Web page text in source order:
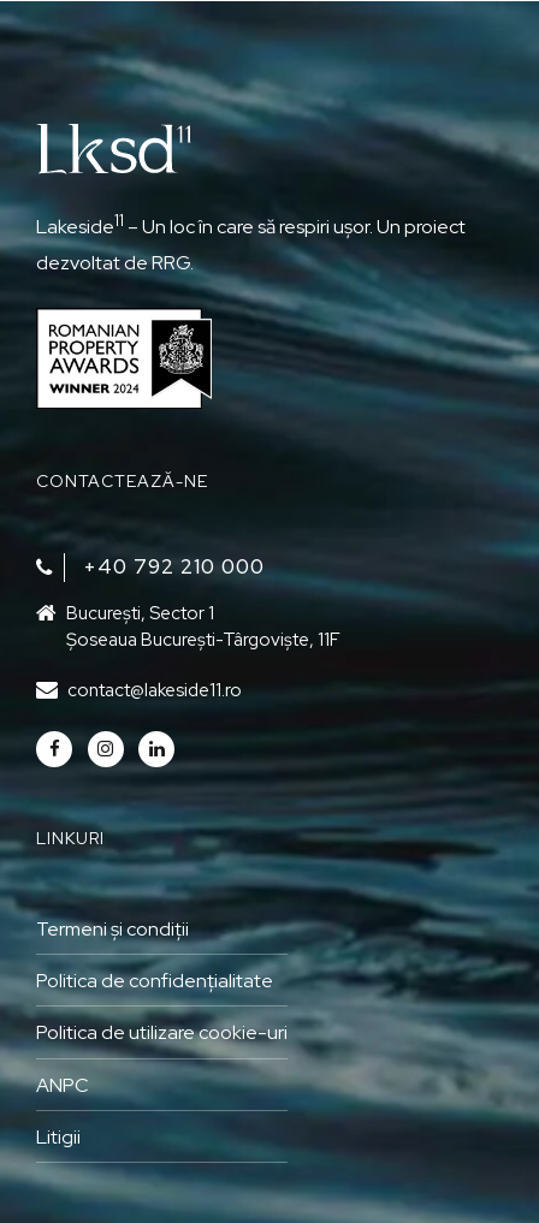
Lakeside11 – Un loc în care să respiri ușor. Un proiect
dezvoltat de RRG.
CONTACTEAZĂ-NE
+40 792 210 000‬
București, Sector 1
Șoseaua București-Târgoviște, 11F
contact@lakeside11.ro
LINKURI
Termeni și condiții
Politica de confidențialitate
Politica de utilizare cookie-uri
ANPC
Litigii